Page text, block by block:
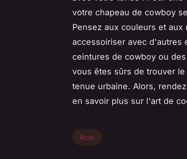
votre chapeau de cowboy
Pensez aux couleurs et
accessoiriser avec d'autres
ceintures de cowboy ou
vous êtes sûrs de trouver
tenue urbaine. Alors,
en savoir plus sur l'art de
Actu